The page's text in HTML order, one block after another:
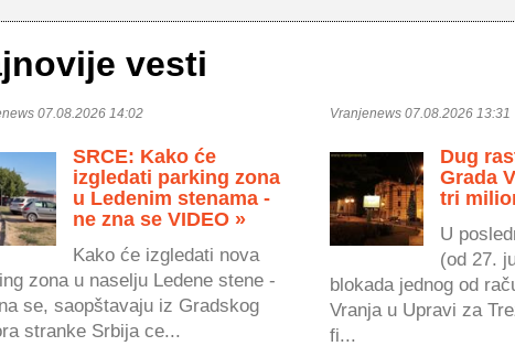
vesti
07.08.2026 14:02
SRCE: Kako će
izgledati parking zona
u Ledenim stenama -
ne zna se VIDEO »
Kako će izgledati nova
zona u naselju Ledene stene -
se, saopštavaju iz Gradskog
stranke Srbija ce...
Vranjenews 07.08.2026 13:31
Dug
Grada
tri
U
(od 27.
blokada jednog od
Vranja u Upravi za
fi...